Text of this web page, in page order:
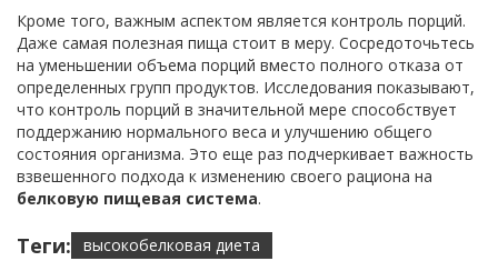
Кроме того, важным аспектом является контроль порций.
Даже самая полезная пища стоит в меру. Сосредоточьтесь
на уменьшении объема порций вместо полного отказа от
определенных групп продуктов. Исследования показывают,
что контроль порций в значительной мере способствует
поддержанию нормального веса и улучшению общего
состояния организма. Это еще раз подчеркивает важность
взвешенного подхода к изменению своего рациона на
белковую пищевая система.
Теги:
высокобелковая диета